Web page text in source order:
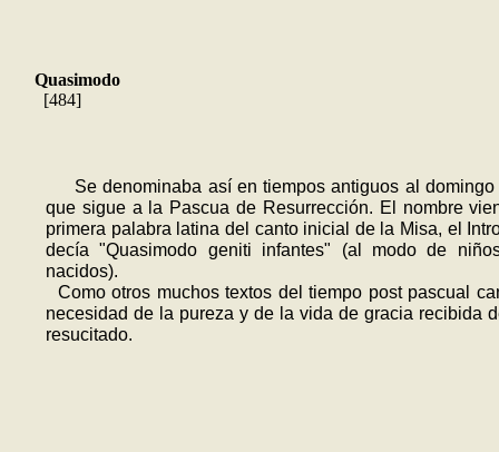
Quasimodo
[484]
Se denominaba así en tiempos anti­guos al domingo
que sigue a la Pascua de Resurrección. El nombre
primera palabra latina del canto inicial de la Misa, el
decía "Quasimodo geniti infantes" (al modo de
nacidos).
Como otros muchos textos del tiempo post pascual
necesidad de la pureza y de la vida de gracia recibida
resucitado.